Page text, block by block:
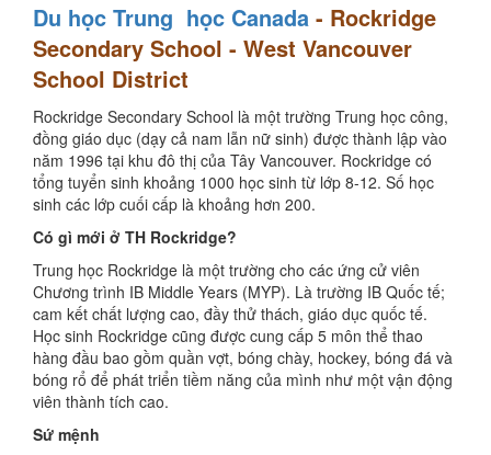
Du học Trung học Canada - Rockridge
Secondary School - West Vancouver
School District
Rockridge Secondary School là một trường Trung học công,
đồng giáo dục (dạy cả nam lẫn nữ sinh) được thành lập vào
năm 1996 tại khu đô thị của Tây Vancouver. Rockridge có
tổng tuyển sinh khoảng 1000 học sinh từ lớp 8-12. Số học
sinh các lớp cuối cấp là khoảng hơn 200.
Có gì mới ở TH Rockridge?
Trung học Rockridge là một trường cho các ứng cử viên
Chương trình IB Middle Years (MYP). Là trường IB Quốc tế;
cam kết chất lượng cao, đầy thử thách, giáo dục quốc tế.
Học sinh Rockridge cũng được cung cấp 5 môn thể thao
hàng đầu bao gồm quần vợt, bóng chày, hockey, bóng đá và
bóng rổ để phát triển tiềm năng của mình như một vận động
viên thành tích cao.
Sứ mệnh